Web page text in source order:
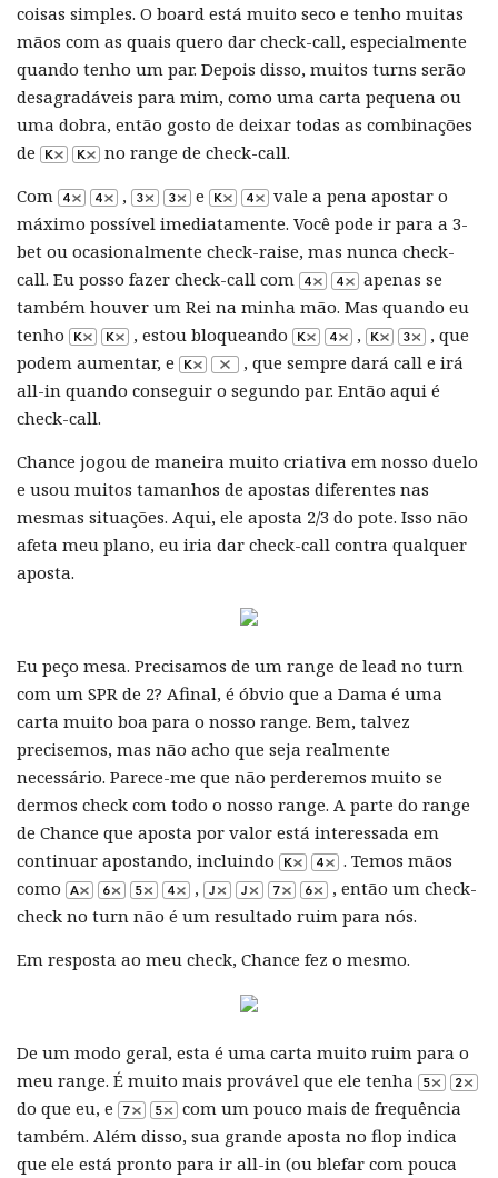
coisas simples. O board está muito seco e tenho muitas
mãos com as quais quero dar check-call, especialmente
quando tenho um par. Depois disso, muitos turns serão
desagradáveis ​​para mim, como uma carta pequena ou
uma dobra, então gosto de deixar todas as combinações
de
no range de check-call.
Com
, e
vale a pena apostar o
máximo possível imediatamente. Você pode ir para a 3-
bet ou ocasionalmente check-raise, mas nunca check-
call. Eu posso fazer check-call com
apenas se
também houver um Rei na minha mão. Mas quando eu
tenho
, estou bloqueando ,
, que
podem aumentar, e
, que sempre dará call e irá
all-in quando conseguir o segundo par. Então aqui é
check-call.
Chance jogou de maneira muito criativa em nosso duelo
e usou muitos tamanhos de apostas diferentes nas
mesmas situações. Aqui, ele aposta 2/3 do pote. Isso não
afeta meu plano, eu iria dar check-call contra qualquer
aposta.
Eu peço mesa. Precisamos de um range de lead no turn
com um SPR de 2? Afinal, é óbvio que a Dama é uma
carta muito boa para o nosso range. Bem, talvez
precisemos, mas não acho que seja realmente
necessário. Parece-me que não perderemos muito se
dermos check com todo o nosso range. A parte do range
de Chance que aposta por valor está interessada em
continuar apostando, incluindo
. Temos mãos
como
,
, então um check-
check no turn não é um resultado ruim para nós.
Em resposta ao meu check, Chance fez o mesmo.
De um modo geral, esta é uma carta muito ruim para o
meu range. É muito mais provável que ele tenha
do que eu, e
com um pouco mais de frequência
também. Além disso, sua grande aposta no flop indica
que ele está pronto para ir all-in (ou blefar com pouca